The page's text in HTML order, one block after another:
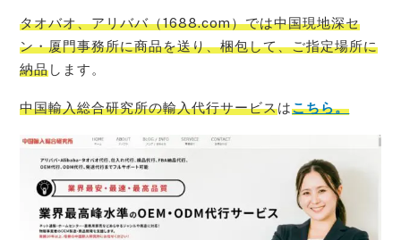
タオバオ、アリババ（1688.com）では中国現地深セ
ン・厦門事務所に商品を送り、梱包して、ご指定場所に
納品します。
中国輸入総合研究所の輸入代行サービスはこちら。